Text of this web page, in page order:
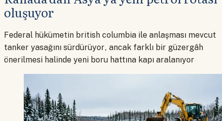
oluşuyor
Federal hükümetin british columbia ile anlaşması mevcut
tanker yasağını sürdürüyor, ancak farklı bir güzergâh
önerilmesi halinde yeni boru hattına kapı aralanıyor